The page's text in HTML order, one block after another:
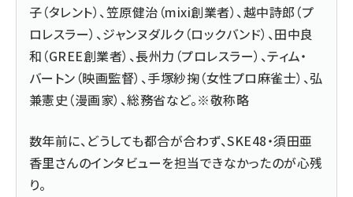
子（タレント）、笠原健治（mixi創業者）、越中詩郎（プ
ロレスラー）、ジャンヌダルク（ロックバンド）、田中良
和（GREE創業者）、長州力（プロレスラー）、ティム・
バートン（映画監督）、手塚紗掬（女性プロ麻雀士）、弘
兼憲史（漫画家）、総務省など。※敬称略
数年前に、どうしても都合が合わず、SKE48・須田亜
香里さんのインタビューを担当できなかったのが心残
り。